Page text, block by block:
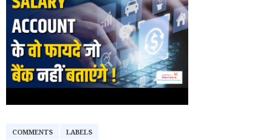
COMMENTS LABELS